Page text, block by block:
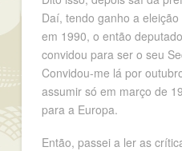
Daí, tendo ganho a
em 1990, o então
convidou para ser o seu
Convidou-me lá por
assumir só em março de
para a Europa.
Então, passei a ler as